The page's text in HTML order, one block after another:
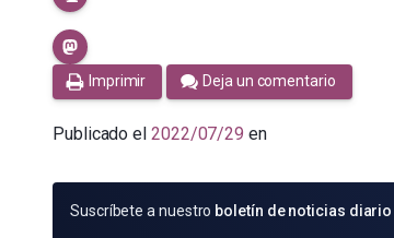
Imprimir Deja un comentario
Publicado el 2022/07/29 en
SUSCRÍBETE
Suscríbete a nuestro boletín de noticias diario